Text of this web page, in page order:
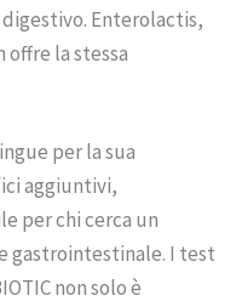
Enterolactis,
la stessa
per la sua
aggiuntivi,
per chi cerca un
gastrointestinale. I test
non solo è